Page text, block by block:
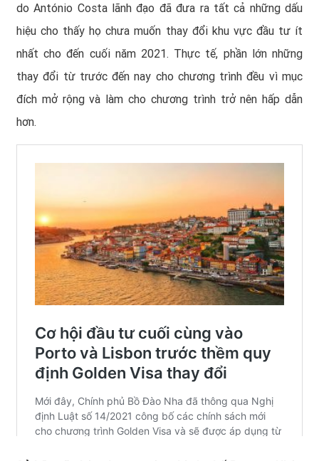
do António Costa lãnh đạo đã đưa ra tất cả những dấu
hiệu cho thấy họ chưa muốn thay đổi khu vực đầu tư ít
nhất cho đến cuối năm 2021. Thực tế, phần lớn những
thay đổi từ trước đến nay cho chương trình đều vì mục
đích mở rộng và làm cho chương trình trở nên hấp dẫn
hơn.